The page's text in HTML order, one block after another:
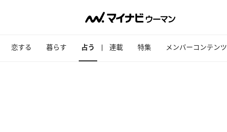
恋する 暮らす 占う 連載 特集 メンバーコンテンツ